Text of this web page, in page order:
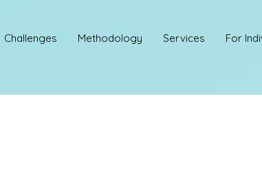
Challenges Methodology Services For